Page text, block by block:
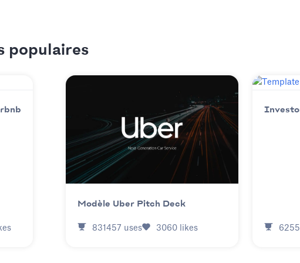
populaires
Modèle Uber Pitch Deck
831457 uses 3060 likes